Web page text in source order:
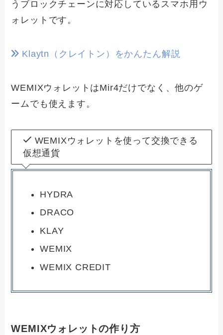
うブロックチェーンに対応しているスマホ用ウ
ォレットです。
Klaytn（クレイトン）をかんたん解説
WEMIXウォレットはMir4だけでなく、他のゲ
ームでも使えます。
WEMIXウォレットを使って交換できる
仮想通貨
HYDRA
DRACO
KLAY
WEMIX
WEMIX CREDIT
WEMIXウォレットの作り方